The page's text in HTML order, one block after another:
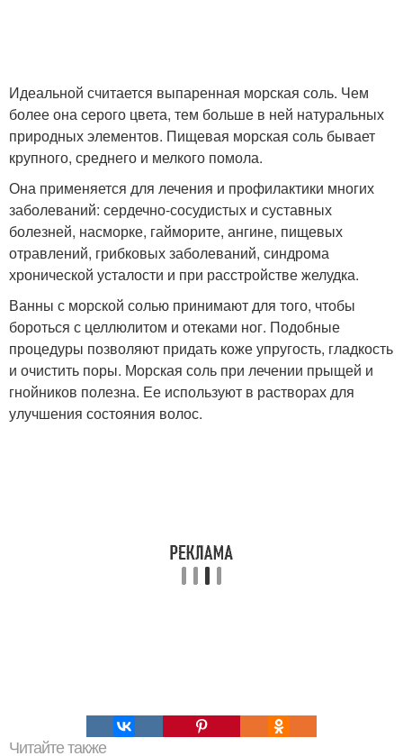
Идеальной считается выпаренная морская соль. Чем
более она серого цвета, тем больше в ней натуральных
природных элементов. Пищевая морская соль бывает
крупного, среднего и мелкого помола.
Она применяется для лечения и профилактики многих
заболеваний: сердечно-сосудистых и суставных
болезней, насморке, гайморите, ангине, пищевых
отравлений, грибковых заболеваний, синдрома
хронической усталости и при расстройстве желудка.
Ванны с морской солью принимают для того, чтобы
бороться с целлюлитом и отеками ног. Подобные
процедуры позволяют придать коже упругость, гладкость
и очистить поры. Морская соль при лечении прыщей и
гнойников полезна. Ее используют в растворах для
улучшения состояния волос.
Читайте также